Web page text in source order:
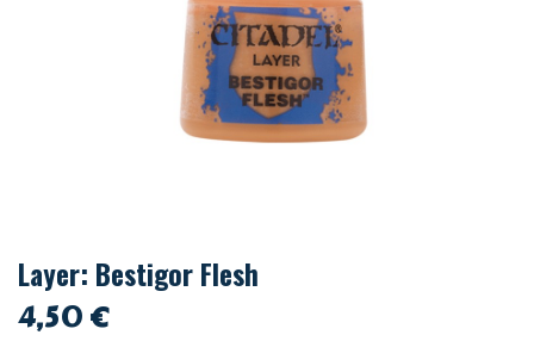
Layer: Bestigor Flesh
4,50€